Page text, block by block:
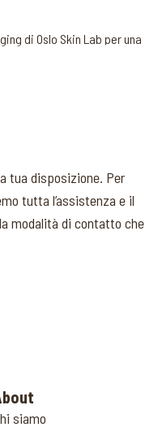
di Oslo Skin Lab per una
tua disposizione. Per
tutta l’assistenza e il
modalità di contatto che
siamo